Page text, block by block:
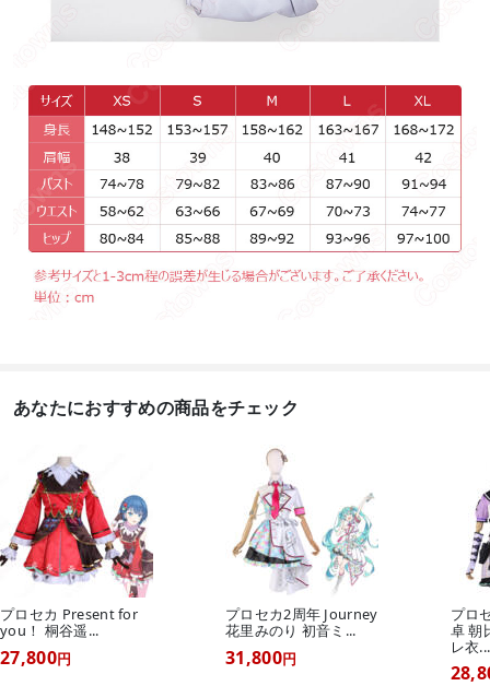
あなたにおすすめの商品をチェック
プロセカ Present for
you！ 桐谷遥...
27,800円
プロセカ2周年 Journey
花里みのり 初音ミ...
31,800円
プロ
卓 朝
レ衣...